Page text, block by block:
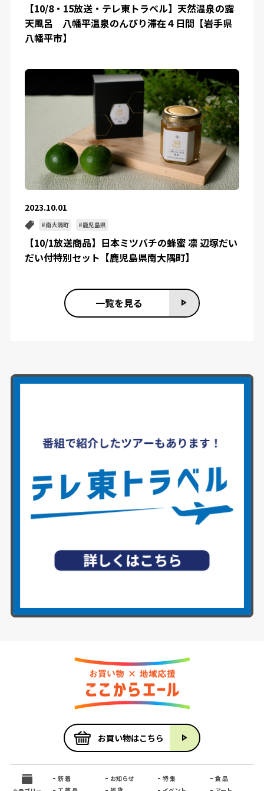
【10/8・15放送・テレ東トラベル】天然温泉の露
天風呂 八幡平温泉のんびり滞在４日間【岩手県
八幡平市】
2023.10.01
南大隅町 鹿児島県
【10/1放送商品】日本ミツバチの蜂蜜 凛 辺塚だい
だい付特別セット【鹿児島県南大隅町】
一覧を見る
新 着 お知らせ 特 集
食 品
お買い物はこちら